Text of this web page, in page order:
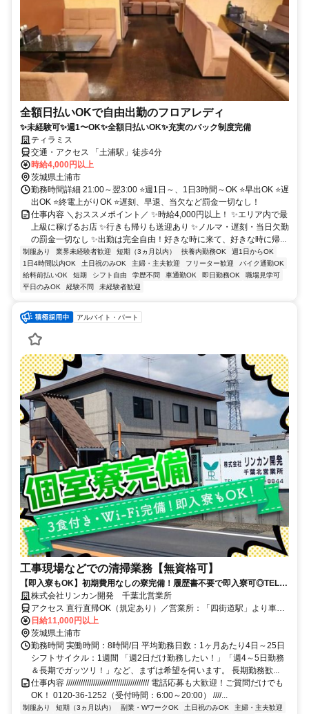
全額日払いOKで自由出勤のフロアレディ
✨未経験可✨週1〜OK✨全額日払いOK✨充実のバック制度完備
ティラミス
交通・アクセス 「土浦駅」徒歩4分
時給4,000円以上
茨城県土浦市
勤務時間詳細 21:00～翌3:00 ⭐週1日～、1日3時間～OK ⭐早出OK ⭐遅
出OK ⭐終電上がりOK ⭐遅刻、早退、当欠など罰金一切なし！
仕事内容 ＼おススメポイント／ ✨時給4,000円以上！ ✨エリア内で最
上級に稼げるお店 ✨行きも帰りも送迎あり ✨ノルマ・遅刻・当日欠勤
の罰金一切なし ✨出勤は完全自由！好きな時に来て、好きな時に帰...
制服あり 業界未経験者歓迎 短期（3ヵ月以内） 扶養内勤務OK
週1日からOK
1日4時間以内OK
土日祝のみOK 主婦・主夫歓迎 フリーター歓迎
バイク通勤OK
給料前払いOK
短期 シフト自由 学歴不問 車通勤OK 即日勤務OK
職場見学可
平日のみOK
経験不問 未経験者歓迎
アルバイト・パート
工事現場などでの清掃業務【無資格可】
【即入寮もOK】初期費用なしの寮完備！履歴書不要で即入寮可◎TEL：
0120-36-1252
株式会社リンカン開発 千葉北営業所
アクセス 直行直帰OK（規定あり）／営業所：「四街道駅」より車で
10分
日給11,000円以上
茨城県土浦市
勤務時間 実働時間：8時間/日 平均勤務日数：1ヶ月あたり4日～25日
シフトサイクル：1週間 「週2日だけ勤務したい！」「週4～5日勤務
＆長期でガッツリ！」など、まずは希望を伺います。 長期勤務歓...
仕事内容 //////////////////////////////////////// 電話応募も大歓迎！ご質問だけでも
OK！ 0120-36-1252（受付時間：6:00～20:00） ////...
制服あり 短期（3ヵ月以内） 副業・WワークOK 土日祝のみOK
主婦・主夫歓迎